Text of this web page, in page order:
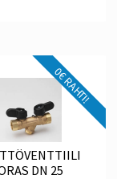
0€ RAHTI!
DN 25